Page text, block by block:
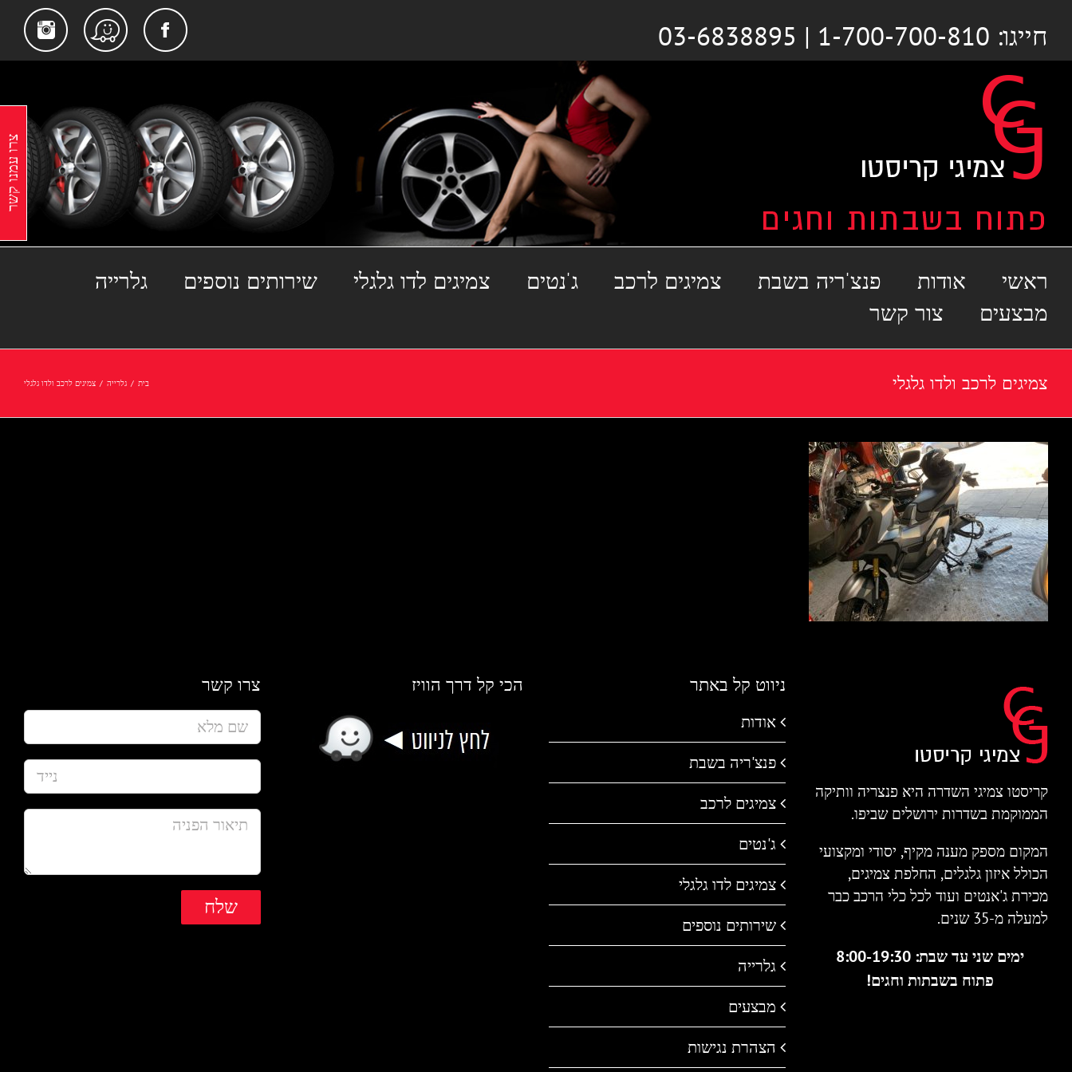
לתוכןחייגו: 1-700-700-810 | 03-6838895 Facebook
Waze
ראשי אודות פנצ'ריה בשבת צמיגים לרכב ג'נטים צמיגים לדו גלגלי שירותים נוספים
גלרייה
מבצעים
צור קשר
צמיגים לרכב ולדו גלגלי בית / גלרייה / צמיגים לרכב ולדו גלגלי
קריסטו צמיגי השדרה היא פנצריה וותיקה
הממוקמת בשדרות ירושלים שביפו.
המקום מספק מענה מקיף, יסודי ומקצועי
הכולל איזון גלגלים, החלפת צמיגים,
מכירת ג'אנטים ועוד לכל כלי הרכב כבר
למעלה מ-35 שנים.
ימים שני עד שבת: 8:00-19:30
פתוח בשבתות וחגים!
ניווט קל באתר
אודות
פנצ'ריה בשבת
צמיגים לרכב
ג'נטים
צמיגים לדו גלגלי
שירותים נוספים
גלרייה
מבצעים
הצהרת נגישות
הכי קל דרך הוויז צרו קשר
צרו עמנו קשר